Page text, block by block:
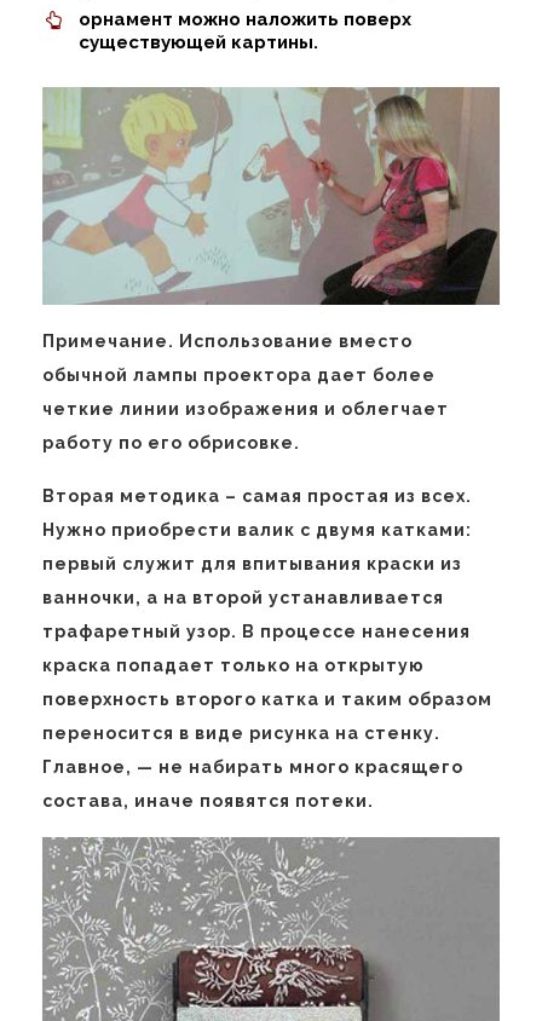
орнамент можно наложить поверх
существующей картины.
Примечание. Использование вместо
обычной лампы проектора дает более
четкие линии изображения и облегчает
работу по его обрисовке.
Вторая методика – самая простая из всех.
Нужно приобрести валик с двумя катками:
первый служит для впитывания краски из
ванночки, а на второй устанавливается
трафаретный узор. В процессе нанесения
краска попадает только на открытую
поверхность второго катка и таким образом
переносится в виде рисунка на стенку.
Главное, — не набирать много красящего
состава, иначе появятся потеки.